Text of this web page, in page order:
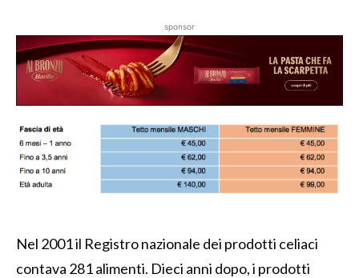
sponsor
Nel 2001 il Registro nazionale dei prodotti celiaci
contava 281 alimenti. Dieci anni dopo, i prodotti